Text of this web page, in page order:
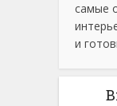
самые
и